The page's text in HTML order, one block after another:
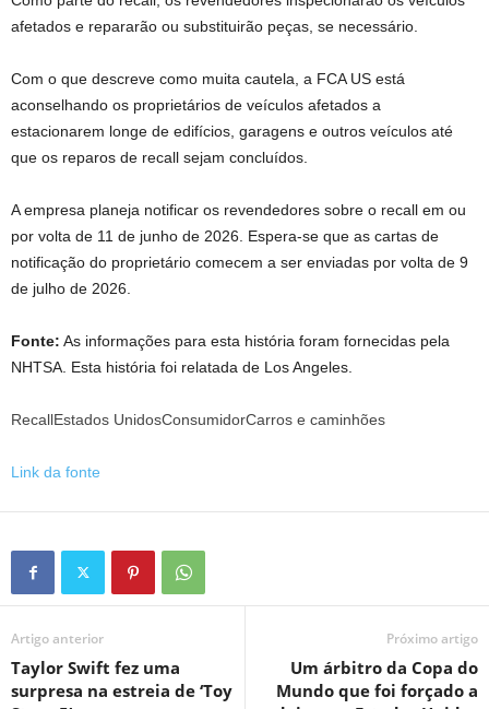
afetados e repararão ou substituirão peças, se necessário.
Com o que descreve como muita cautela, a FCA US está
aconselhando os proprietários de veículos afetados a
estacionarem longe de edifícios, garagens e outros veículos até
que os reparos de recall sejam concluídos.
A empresa planeja notificar os revendedores sobre o recall em ou
por volta de 11 de junho de 2026. Espera-se que as cartas de
notificação do proprietário comecem a ser enviadas por volta de 9
de julho de 2026.
Fonte: As informações para esta história foram fornecidas pela
NHTSA. Esta história foi relatada de Los Angeles.
RecallEstados UnidosConsumidorCarros e caminhões
Link da fonte
Artigo anterior
Taylor Swift fez uma
surpresa na estreia de ‘Toy
Próximo artigo
Um árbitro da Copa do
Mundo que foi forçado a